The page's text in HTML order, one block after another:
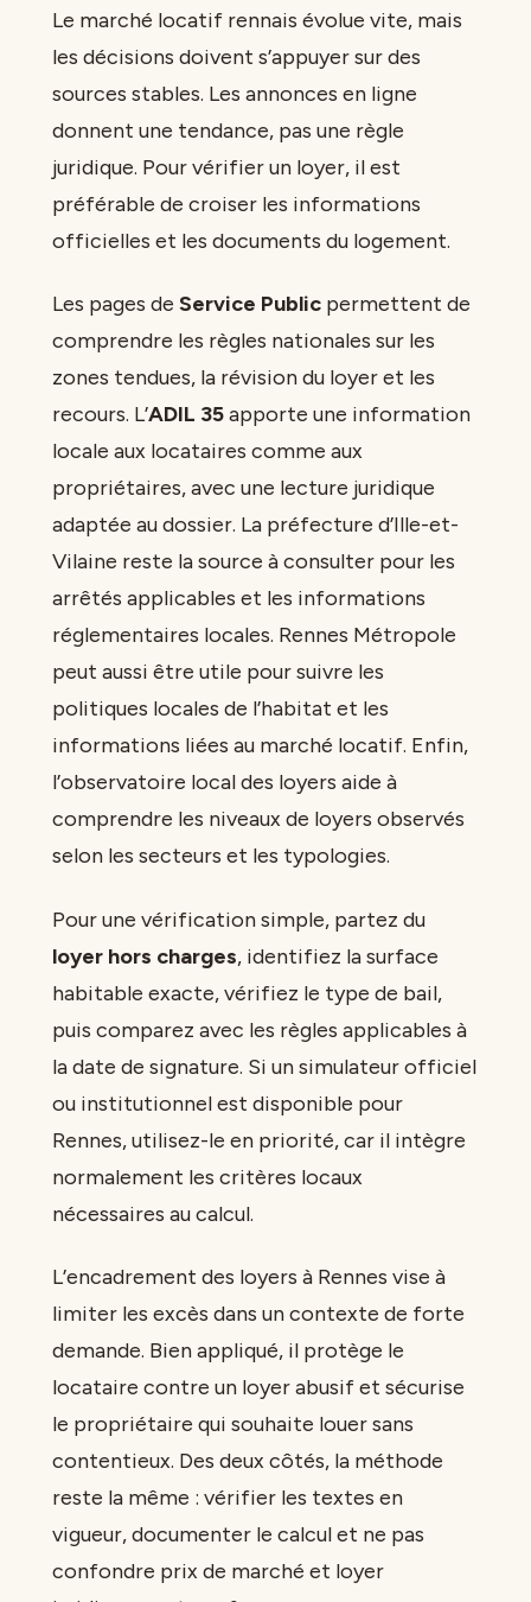
Le marché locatif rennais évolue vite, mais
les décisions doivent s’appuyer sur des
sources stables. Les annonces en ligne
donnent une tendance, pas une règle
juridique. Pour vérifier un loyer, il est
préférable de croiser les informations
officielles et les documents du logement.
Les pages de Service Public permettent de
comprendre les règles nationales sur les
zones tendues, la révision du loyer et les
recours. L’ADIL 35apporte une information
locale aux locataires comme aux
propriétaires, avec une lecture juridique
adaptée au dossier. La préfecture d’Ille-et-
Vilaine reste la source à consulter pour les
arrêtés applicables et les informations
réglementaires locales. Rennes Métropole
peut aussi être utile pour suivre les
politiques locales de l’habitat et les
informations liées au marché locatif. Enfin,
l’observatoire local des loyers aide à
comprendre les niveaux de loyers observés
selon les secteurs et les typologies.
Pour une vérification simple, partez du
loyer hors charges, identifiez la surface
habitable exacte, vérifiez le type de bail,
puis comparez avec les règles applicables à
la date de signature. Si un simulateur officiel
ou institutionnel est disponible pour
Rennes, utilisez-le en priorité, car il intègre
normalement les critères locaux
nécessaires au calcul.
L’encadrement des loyers à Rennes vise à
limiter les excès dans un contexte de forte
demande. Bien appliqué, il protège le
locataire contre un loyer abusif et sécurise
le propriétaire qui souhaite louer sans
contentieux. Des deux côtés, la méthode
reste la même : vérifier les textes en
vigueur, documenter le calcul et ne pas
confondre prix de marché et loyer